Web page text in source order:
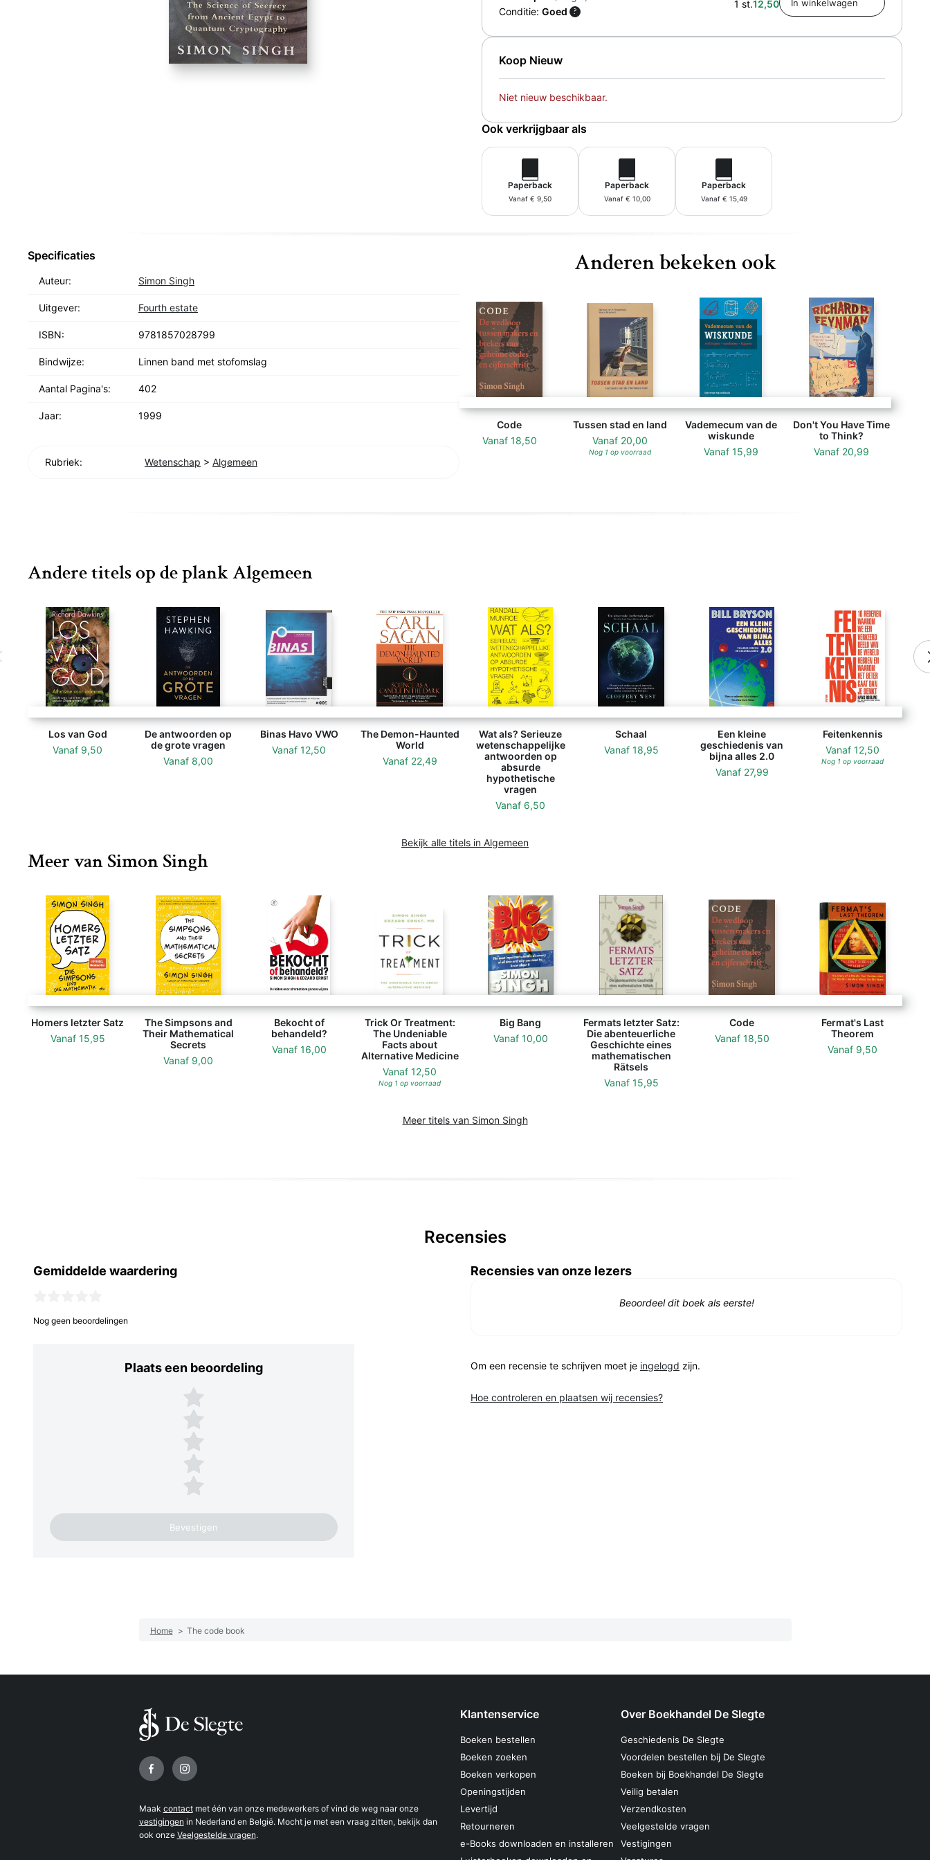
Conditie: Goed ?
1 st.12,50
Koop Nieuw
Niet nieuw beschikbaar.
Ook verkrijgbaar als
Paperback
Vanaf € 9,50
Paperback
Vanaf € 10,00
Paperback
Vanaf € 15,49
Anderen bekeken ook
Code
Vanaf 18,50
Tussen stad en land
Vanaf 20,00
Nog 1 op voorraad
Vademecum van de
wiskunde
Vanaf 15,99
Don't You Have Time
to Think?
Vanaf 20,99
Specificaties
Auteur: Simon Singh
Uitgever: Fourth estate
ISBN: 9781857028799
Bindwijze: Linnen band met stofomslag
Aantal Pagina's: 402
Jaar: 1999
Rubriek: Wetenschap > Algemeen
Andere titels op de plank Algemeen
Los van God
Vanaf 9,50
De antwoorden op
de grote vragen
Vanaf 8,00
Binas Havo VWO
Vanaf 12,50
The Demon-Haunted
World
Vanaf 22,49
Wat als? Serieuze
wetenschappelijke
antwoorden op
absurde
hypothetische
vragen
Vanaf 6,50
Schaal
Vanaf 18,95
Een kleine
geschiedenis van
bijna alles 2.0
Vanaf 27,99
Feitenkennis
Vanaf 12,50
Nog 1 op voorraad
Bekijk alle titels in Algemeen
Meer van Simon Singh
Homers letzter Satz
Vanaf 15,95
The Simpsons and
Their Mathematical
Secrets
Vanaf 9,00
Bekocht of
behandeld?
Vanaf 16,00
Trick Or Treatment:
The Undeniable
Facts about
Alternative Medicine
Vanaf 12,50
Nog 1 op voorraad
Big Bang
Vanaf 10,00
Fermats letzter Satz:
Die abenteuerliche
Geschichte eines
mathematischen
Rätsels
Vanaf 15,95
Code
Vanaf 18,50
Fermat's Last
Theorem
Vanaf 9,50
Meer titels van Simon Singh
Recensies
Gemiddelde waardering
Nog geen beoordelingen
Plaats een beoordeling
Plaats een beoordeling
5 sterren
4 sterren
3 sterren
2 sterren
1 ster
Recensies van onze lezers
Beoordeel dit boek als eerste!
Om een recensie te schrijven moet je ingelogd zijn.
Hoe controleren en plaatsen wij recensies?
Home > The code book
Volg ons op
Maak contactmet één van onze medewerkers of vind de weg naar onze
vestigingen in Nederland en België. Mocht je met een vraag zitten, bekijk dan
ook onze Veelgestelde vragen.
Klantenservice
Boeken bestellen
Boeken zoeken
Boeken verkopen
Openingstijden
Levertijd
Retourneren
e-Books downloaden en installeren
Over Boekhandel De Slegte
Geschiedenis De Slegte
Voordelen bestellen bij De Slegte
Boeken bij Boekhandel De Slegte
Veilig betalen
Verzendkosten
Veelgestelde vragen
Vestigingen